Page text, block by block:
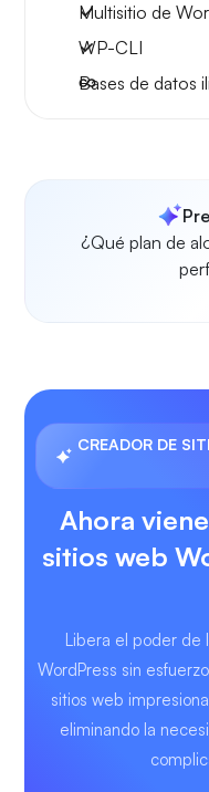
Multisitio de
WP-CLI
Bases de datos
¿Qué plan de
CREADOR DE
Ahora
sitios web
Libera el poder de
WordPress sin
sitios web
eliminando la